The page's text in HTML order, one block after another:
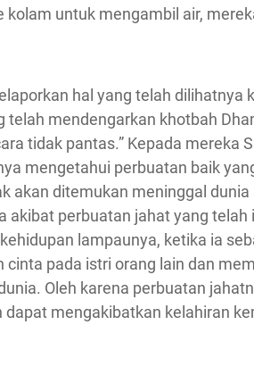
kolam untuk mengambil air,
hal yang telah dilihatnya
telah mendengarkan khotbah
tidak pantas.” Kepada mereka
mengetahui perbuatan baik
akan ditemukan meninggal dunia
akibat perbuatan jahat yang telah
lampaunya, ketika ia
pada istri orang lain dan
Oleh karena perbuatan
mengakibatkan kelahiran